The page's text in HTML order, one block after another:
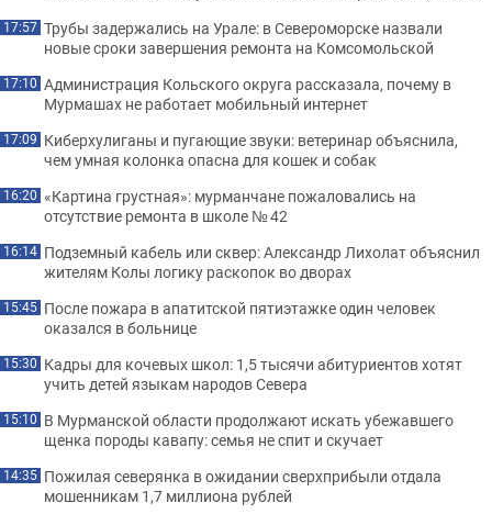
17:57 Трубы задержались на Урале: в Североморске назвали
новые сроки завершения ремонта на Комсомольской
17:10 Администрация Кольского округа рассказала, почему в
Мурмашах не работает мобильный интернет
17:09 Киберхулиганы и пугающие звуки: ветеринар объяснила,
чем умная колонка опасна для кошек и собак
16:20 «Картина грустная»: мурманчане пожаловались на
отсутствие ремонта в школе № 42
16:14 Подземный кабель или сквер: Александр Лихолат объяснил
жителям Колы логику раскопок во дворах
15:45 После пожара в апатитской пятиэтажке один человек
оказался в больнице
15:30 Кадры для кочевых школ: 1,5 тысячи абитуриентов хотят
учить детей языкам народов Севера
15:10 В Мурманской области продолжают искать убежавшего
щенка породы кавапу: семья не спит и скучает
14:35 Пожилая северянка в ожидании сверхприбыли отдала
мошенникам 1,7 миллиона рублей